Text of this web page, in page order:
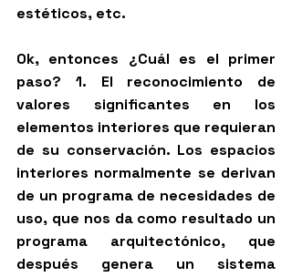
estéticos, etc.
Ok, entonces ¿Cuál es el primer
paso? 1. El reconocimiento de
valores significantes en los
elementos interiores que requieran
de su conservación. Los espacios
interiores normalmente se derivan
de un programa de necesidades de
uso, que nos da como resultado un
programa arquitectónico, que
después genera un sistema